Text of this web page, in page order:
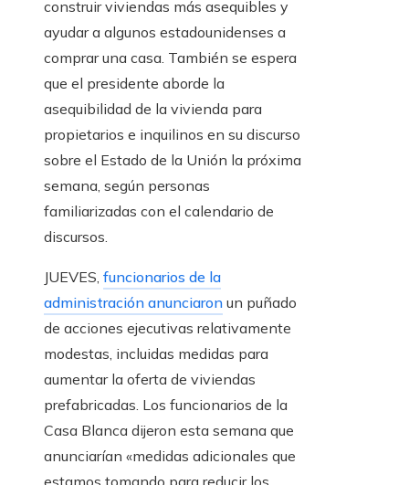
construir viviendas más asequibles y
ayudar a algunos estadounidenses a
comprar una casa. También se espera
que el presidente aborde la
asequibilidad de la vivienda para
propietarios e inquilinos en su discurso
sobre el Estado de la Unión la próxima
semana, según personas
familiarizadas con el calendario de
discursos.
JUEVES, funcionarios de la
administración anunciaron un puñado
de acciones ejecutivas relativamente
modestas, incluidas medidas para
aumentar la oferta de viviendas
prefabricadas. Los funcionarios de la
Casa Blanca dijeron esta semana que
anunciarían «medidas adicionales que